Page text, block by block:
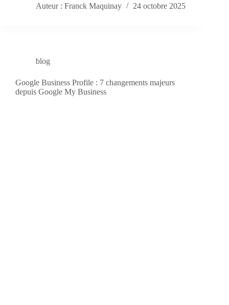
Auteur : Franck Maquinay
24 octobre 2025
blog
Google Business Profile : 7 changements majeurs
depuis Google My Business